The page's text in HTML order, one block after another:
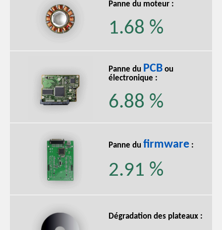
Panne du moteur :
1.68 %
Panne du PCB ou
électronique :
6.88 %
Panne du firmware :
2.91 %
Dégradation des plateaux :